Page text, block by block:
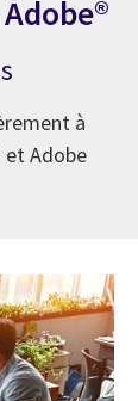
à
et Adobe